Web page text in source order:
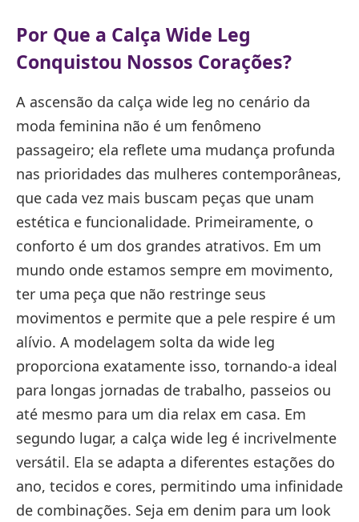
Por Que a Calça Wide Leg
Conquistou Nossos Corações?
A ascensão da calça wide leg no cenário da
moda feminina não é um fenômeno
passageiro; ela reflete uma mudança profunda
nas prioridades das mulheres contemporâneas,
que cada vez mais buscam peças que unam
estética e funcionalidade. Primeiramente, o
conforto é um dos grandes atrativos. Em um
mundo onde estamos sempre em movimento,
ter uma peça que não restringe seus
movimentos e permite que a pele respire é um
alívio. A modelagem solta da wide leg
proporciona exatamente isso, tornando-a ideal
para longas jornadas de trabalho, passeios ou
até mesmo para um dia relax em casa. Em
segundo lugar, a calça wide leg é incrivelmente
versátil. Ela se adapta a diferentes estações do
ano, tecidos e cores, permitindo uma infinidade
de combinações. Seja em denim para um look